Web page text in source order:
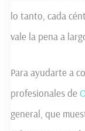
lo tanto, cada
vale la pena a
Para ayudarte a
profesionales de
general, que